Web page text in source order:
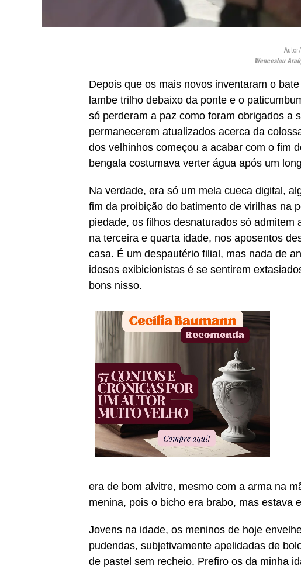
Wenceslau
Depois que os mais novos inventaram o
lambe trilho debaixo da ponte e o
só perderam a paz como foram obrigados a
permanecerem atualizados acerca da
dos velhinhos começou a acabar com o fim
bengala costumava verter água após um
Na verdade, era só um mela cueca digital,
fim da proibição do batimento de virilhas na
piedade, os filhos desnaturados só
na terceira e quarta idade, nos aposentos
casa. É um despautério filial, mas nada de
idosos exibicionistas é se sentirem
bons nisso.
era de bom alvitre, mesmo com a arma na
menina, pois o bicho era brabo, mas estava
Jovens na idade, os meninos de hoje
pudendas, subjetivamente apelidadas de
de pastel sem recheio. Prefiro os da minha